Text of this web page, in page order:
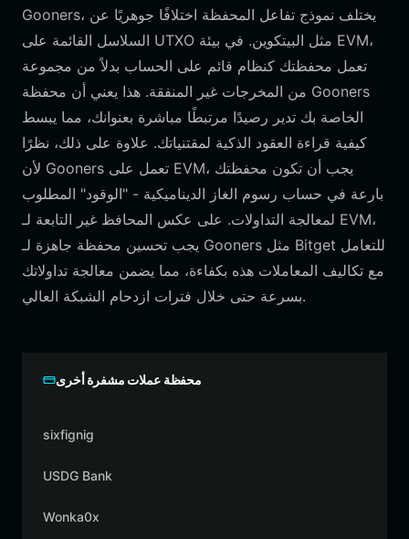
Gooners، يختلف نموذج تفاعل المحفظة اختلافًا جوهريًا عن
السلاسل القائمة على UTXO مثل البيتكوين. في بيئة EVM،
تعمل محفظتك كنظام قائم على الحساب بدلاً من مجموعة
من المخرجات غير المنفقة. هذا يعني أن محفظة Gooners
الخاصة بك تدير رصيدًا مرتبطًا مباشرة بعنوانك، مما يبسط
كيفية قراءة العقود الذكية لمقتنياتك. علاوة على ذلك، نظرًا
لأن Gooners تعمل على EVM، يجب أن تكون محفظتك
بارعة في حساب رسوم الغاز الديناميكية - "الوقود" المطلوب
لمعالجة التداولات. على عكس المحافظ غير التابعة لـ EVM،
يجب تحسين محفظة جاهزة لـ Gooners مثل Bitget للتعامل
مع تكاليف المعاملات هذه بكفاءة، مما يضمن معالجة تداولاتك
بسرعة حتى خلال فترات ازدحام الشبكة العالي.
محفظة عملات مشفرة أخرى
sixfignig
USDG Bank
Wonka0x